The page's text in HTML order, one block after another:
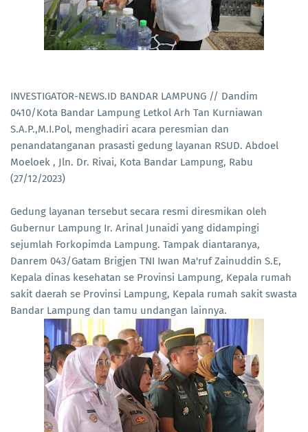
INVESTIGATOR-NEWS.ID BANDAR LAMPUNG // Dandim
0410/Kota Bandar Lampung Letkol Arh Tan Kurniawan
S.A.P.,M.I.Pol, menghadiri acara peresmian dan
penandatanganan prasasti gedung layanan RSUD. Abdoel
Moeloek , Jln. Dr. Rivai, Kota Bandar Lampung, Rabu
(27/12/2023)
Gedung layanan tersebut secara resmi diresmikan oleh
Gubernur Lampung Ir. Arinal Junaidi yang didampingi
sejumlah Forkopimda Lampung. Tampak diantaranya,
Danrem 043/Gatam Brigjen TNI Iwan Ma'ruf Zainuddin S.E,
Kepala dinas kesehatan se Provinsi Lampung, Kepala rumah
sakit daerah se Provinsi Lampung, Kepala rumah sakit swasta
Bandar Lampung dan tamu undangan lainnya.